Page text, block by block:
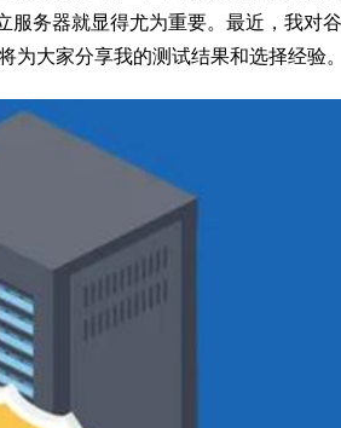
务器就显得尤为重要。最近，我对
为大家分享我的测试结果和选择经验。